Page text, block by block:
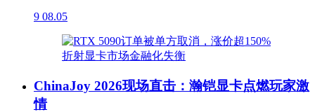
9 08.05
ChinaJoy 2026现场直击：瀚铠显卡点燃玩家激
情